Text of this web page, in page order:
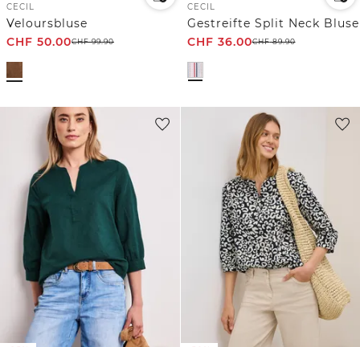
CECIL
Veloursbluse
CHF 50.00CHF99.90
CECIL
Gestreifte Split Neck Bluse
CHF 36.00CHF89.90